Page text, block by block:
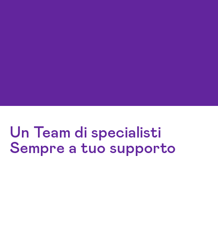
Un Team di specialisti
Sempre a tuo supporto